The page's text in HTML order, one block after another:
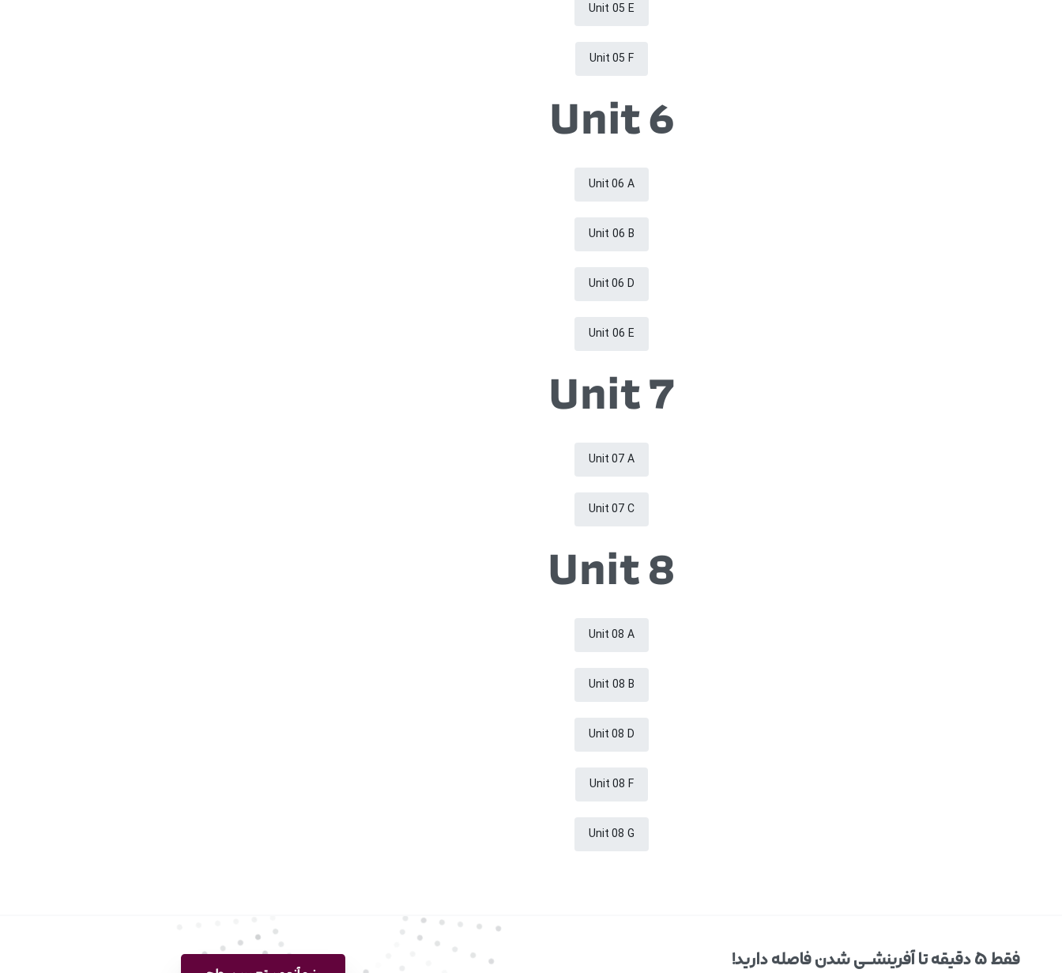
Unit 05 E
Unit 05 F
Unit 6
Unit 06 A
Unit 06 B
Unit 06 D
Unit 06 E
Unit 7
Unit 07 A
Unit 07 C
Unit 8
Unit 08 A
Unit 08 B
Unit 08 D
Unit 08 F
Unit 08 G
فقط ۵ دقیقه تا آفرینشــی شدن فاصله دارید!